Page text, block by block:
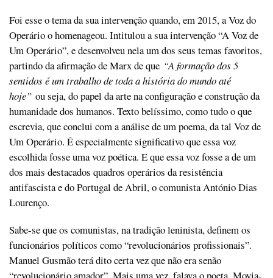
Foi esse o tema da sua intervenção quando, em 2015, a Voz do
Operário o homenageou. Intitulou a sua intervenção “A Voz de
Um Operário”, e desenvolveu nela um dos seus temas favoritos,
partindo da afirmação de Marx de que “A formação dos 5
sentidos é um trabalho de toda a história do mundo até
hoje” ou seja, do papel da arte na configuração e construção da
humanidade dos humanos. Texto belíssimo, como tudo o que
escrevia, que conclui com a análise de um poema, da tal Voz de
Um Operário. É especialmente significativo que essa voz
escolhida fosse uma voz poética. E que essa voz fosse a de um
dos mais destacados quadros operários da resistência
antifascista e do Portugal de Abril, o comunista António Dias
Lourenço.
Sabe-se que os comunistas, na tradição leninista, definem os
funcionários políticos como “revolucionários profissionais”.
Manuel Gusmão terá dito certa vez que não era senão
“revolucionário amador”. Mais uma vez, falava o poeta. Movia-